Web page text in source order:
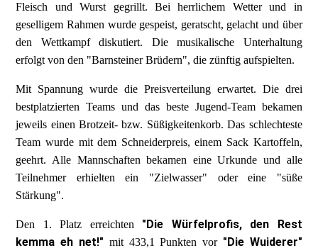
Fleisch und Wurst gegrillt. Bei herrlichem Wetter und in
geselligem Rahmen wurde gespeist, geratscht, gelacht und über
den Wettkampf diskutiert. Die musikalische Unterhaltung
erfolgt von den "Barnsteiner Brüdern", die zünftig aufspielten.
Mit Spannung wurde die Preisverteilung erwartet. Die drei
bestplatzierten Teams und das beste Jugend-Team bekamen
jeweils einen Brotzeit- bzw. Süßigkeitenkorb. Das schlechteste
Team wurde mit dem Schneiderpreis, einem Sack Kartoffeln,
geehrt. Alle Mannschaften bekamen eine Urkunde und alle
Teilnehmer erhielten ein "Zielwasser" oder eine "süße
Stärkung".
Den 1. Platz erreichten "Die Würfelprofis, den Rest
kemma eh net!" mit 433,1 Punkten vor "Die Wuiderer"